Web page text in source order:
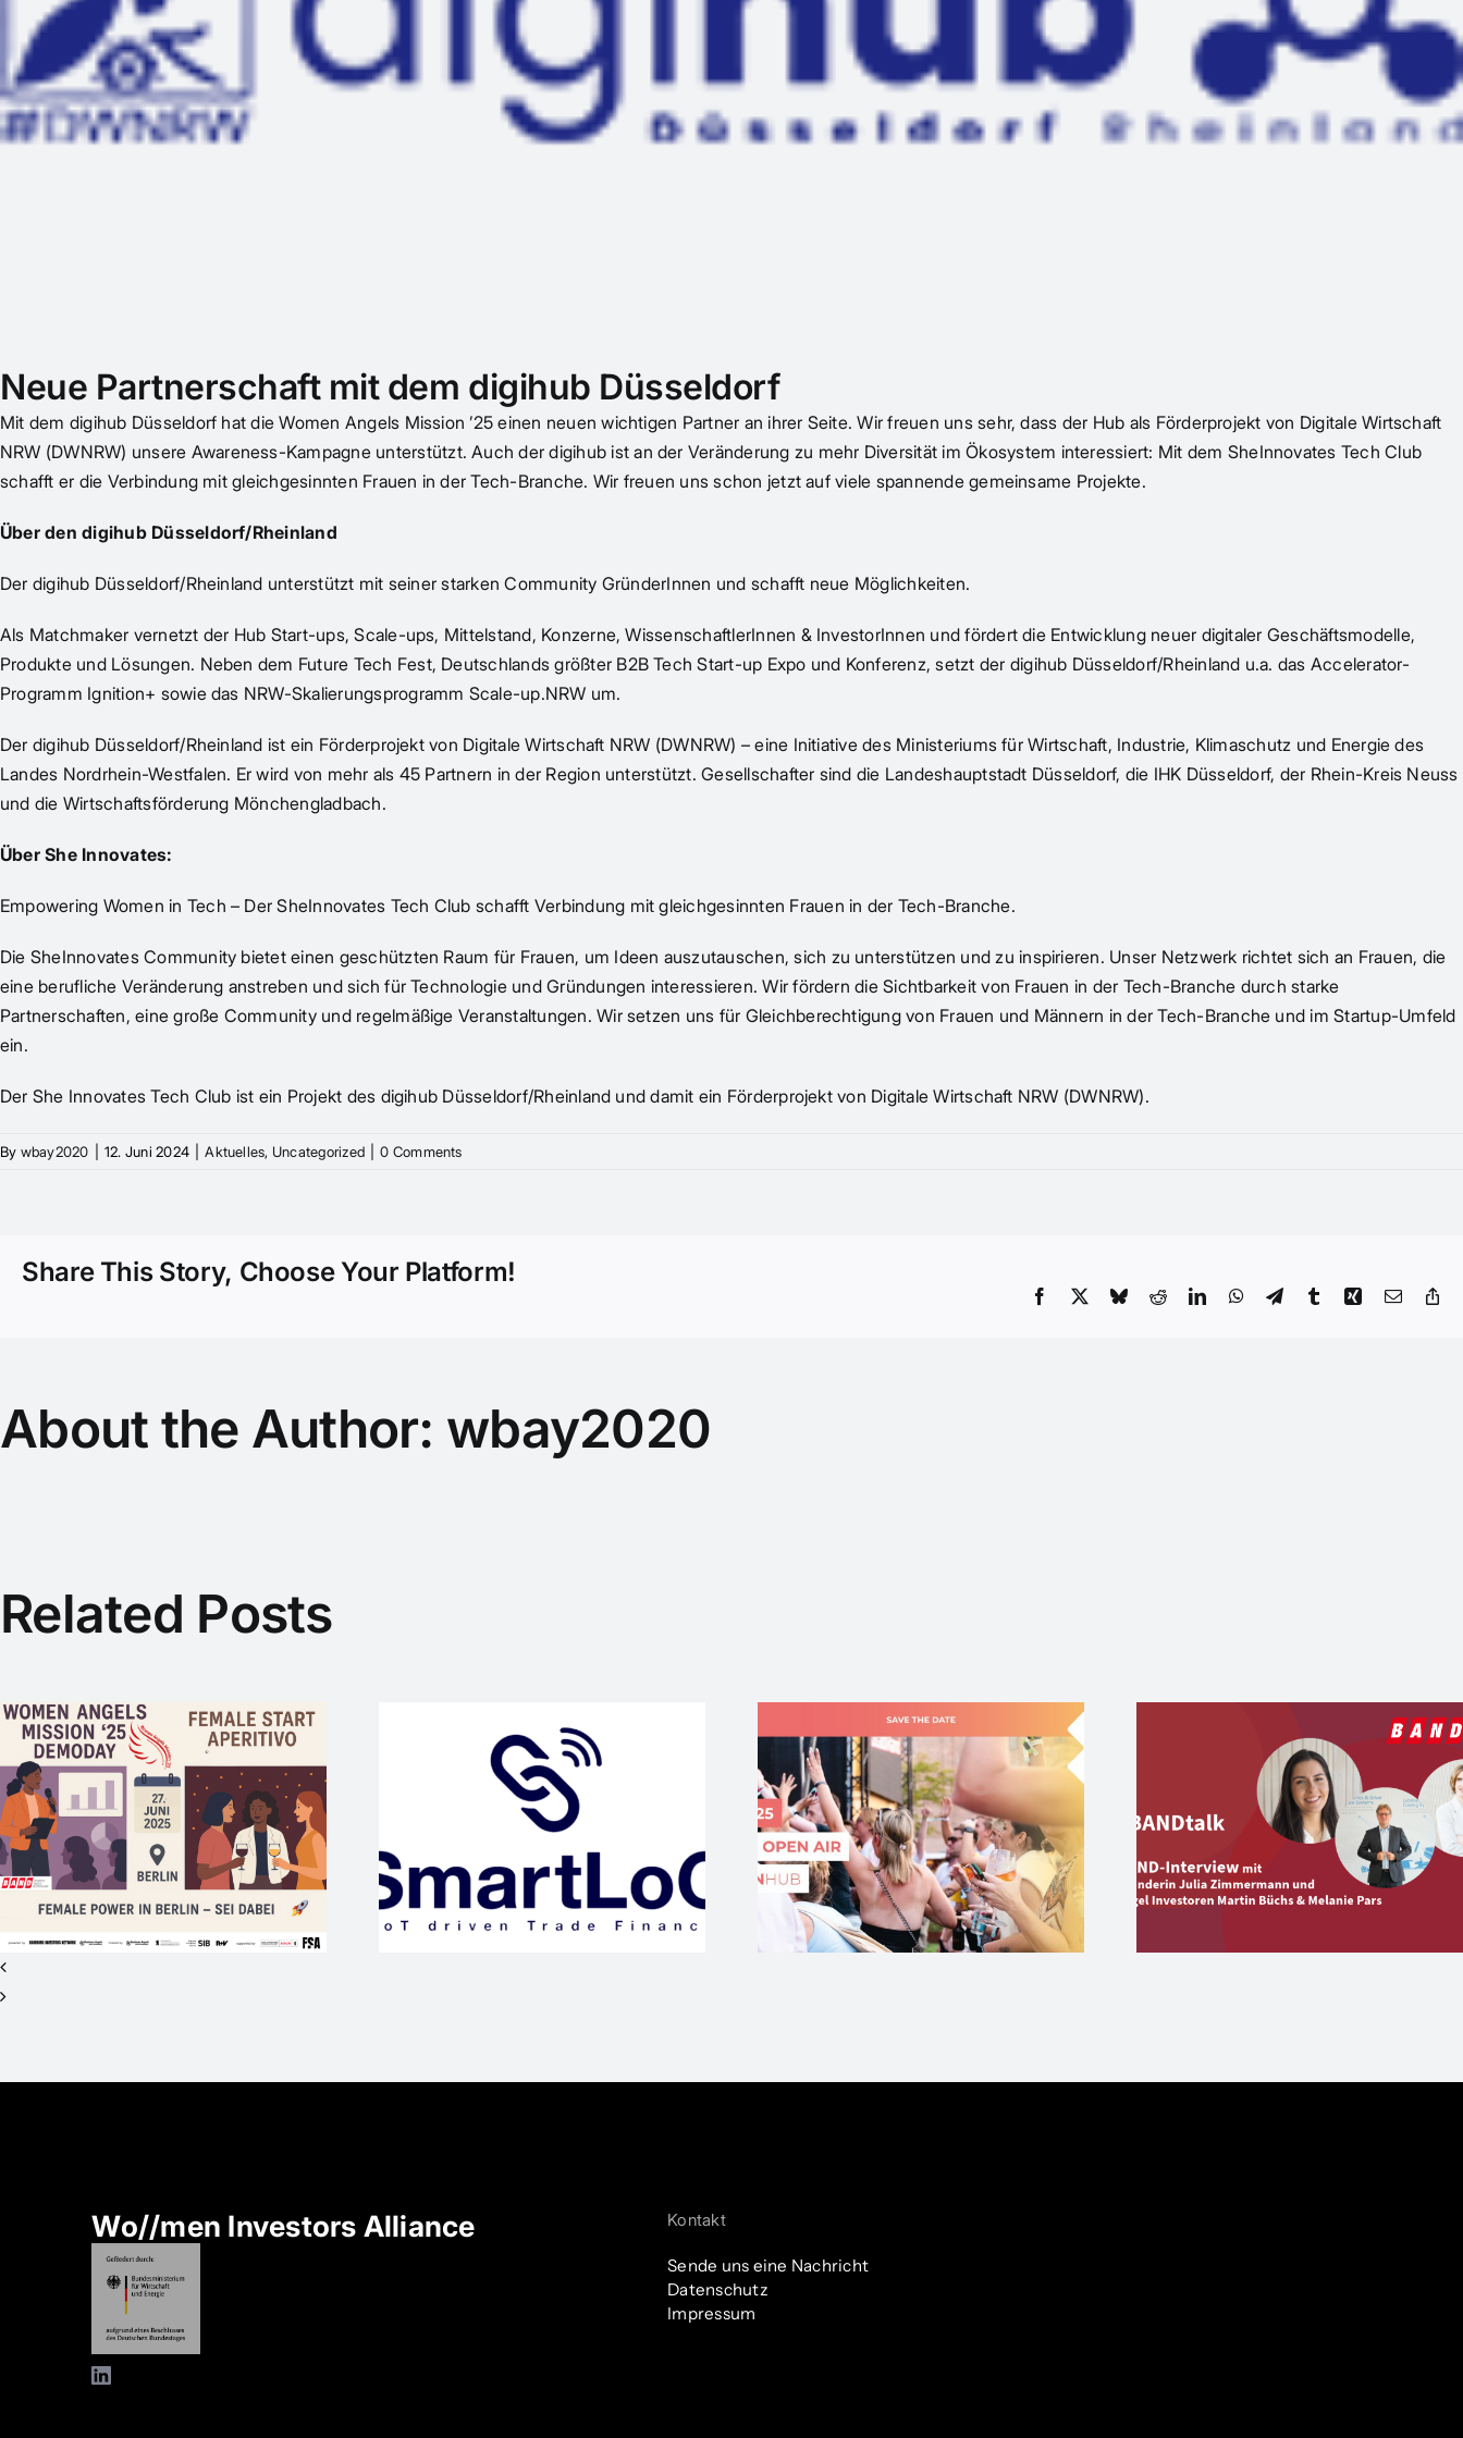
Neue Partnerschaft mit dem digihub Düsseldorf
Mit dem digihub Düsseldorf hat die Women Angels Mission ’25 einen neuen wichtigen Partner an ihrer Seite. Wir freuen uns sehr, dass der Hub als Förderprojekt von Digitale Wirtschaft
NRW (DWNRW) unsere Awareness-Kampagne unterstützt. Auch der digihub ist an der Veränderung zu mehr Diversität im Ökosystem interessiert: Mit dem SheInnovates Tech Club
schafft er die Verbindung mit gleichgesinnten Frauen in der Tech-Branche. Wir freuen uns schon jetzt auf viele spannende gemeinsame Projekte.
Über den digihub Düsseldorf/Rheinland
Der digihub Düsseldorf/Rheinland unterstützt mit seiner starken Community GründerInnen und schafft neue Möglichkeiten.
Als Matchmaker vernetzt der Hub Start-ups, Scale-ups, Mittelstand, Konzerne, WissenschaftlerInnen & InvestorInnen und fördert die Entwicklung neuer digitaler Geschäftsmodelle,
Produkte und Lösungen. Neben dem Future Tech Fest, Deutschlands größter B2B Tech Start-up Expo und Konferenz, setzt der digihub Düsseldorf/Rheinland u.a. das Accelerator-
Programm Ignition+ sowie das NRW-Skalierungsprogramm Scale-up.NRW um.
Der digihub Düsseldorf/Rheinland ist ein Förderprojekt von Digitale Wirtschaft NRW (DWNRW) – eine Initiative des Ministeriums für Wirtschaft, Industrie, Klimaschutz und Energie des
Landes Nordrhein-Westfalen. Er wird von mehr als 45 Partnern in der Region unterstützt. Gesellschafter sind die Landeshauptstadt Düsseldorf, die IHK Düsseldorf, der Rhein-Kreis Neuss
und die Wirtschaftsförderung Mönchengladbach.
Über She Innovates:
Empowering Women in Tech – Der SheInnovates Tech Club schafft Verbindung mit gleichgesinnten Frauen in der Tech-Branche.
Die SheInnovates Community bietet einen geschützten Raum für Frauen, um Ideen auszutauschen, sich zu unterstützen und zu inspirieren. Unser Netzwerk richtet sich an Frauen, die
eine berufliche Veränderung anstreben und sich für Technologie und Gründungen interessieren. Wir fördern die Sichtbarkeit von Frauen in der Tech-Branche durch starke
Partnerschaften, eine große Community und regelmäßige Veranstaltungen. Wir setzen uns für Gleichberechtigung von Frauen und Männern in der Tech-Branche und im Startup-Umfeld
ein.
Der She Innovates Tech Club ist ein Projekt des digihub Düsseldorf/Rheinland und damit ein Förderprojekt von Digitale Wirtschaft NRW (DWNRW).
By wbay2020 12. Juni 2024 Aktuelles, Uncategorized 0 Comments
Share This Story, Choose Your Platform!
Facebook
X BlueskyRedditLinkedInWhatsApp
TelegramTumblrXing Email
About the Author: wbay2020
Related Posts
SmartLoC – WEP-
Startup mit
internationaler Vision
sucht Investor*innen
für Seed+ / 2nd
Closing
WAM25 wieder
Medienpartner beim
#SOA
Jetzt online:
#BANDtalk mit WEP
Start-up Eversion und
ihren Angels
Where Female
Shine – Der große
DemoDay &
Start-up Aperitivo
27. Juni in Berlin
Wo//men Investors Alliance Kontakt
Sende uns eine Nachricht
Datenschutz
Impressum